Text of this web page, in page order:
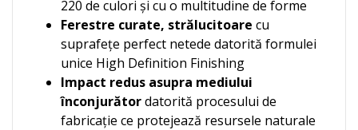
220 de culori şi cu o multitudine de forme
Ferestre curate, strălucitoare cu
suprafeţe perfect netede datorită formulei
unice High Definition Finishing
Impact redus asupra mediului
înconjurătordatorită procesului de
fabricaţie ce protejează resursele naturale